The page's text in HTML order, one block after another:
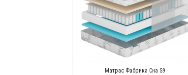
Матрас Фабрика Сна S9